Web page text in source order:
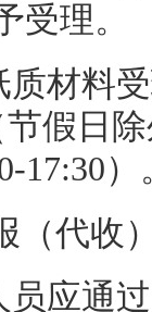
受理。
材料
节假日
17:30）
（代收
员应通